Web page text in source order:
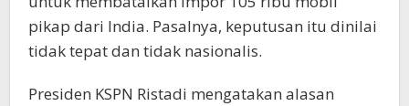
pikap dari India. Pasalnya, keputusan itu dinilai
tidak tepat dan tidak nasionalis.
Presiden KSPN Ristadi mengatakan alasan